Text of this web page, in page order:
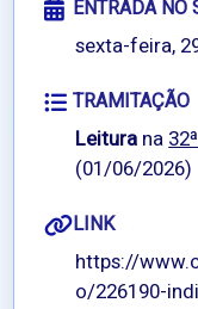
ENTRADA NO
sexta-feira,
TRAMITAÇÃO
Leitura na
(01/06/2026)
LINK
https://
o/226190-